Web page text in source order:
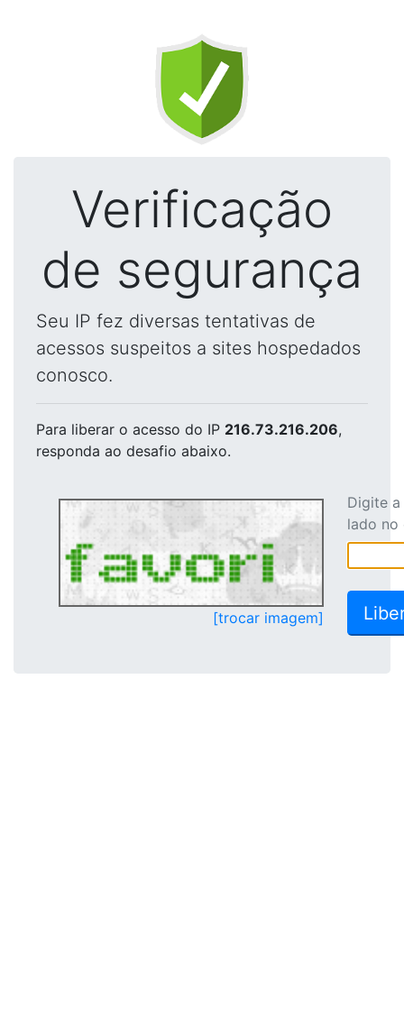
Verificação
de segurança
Seu IP fez diversas tentativas de
acessos suspeitos a sites hospedados
conosco.
Para liberar o acesso do IP 216.73.216.206,
responda ao desafio abaixo.
[trocar imagem]
Digite
lado no